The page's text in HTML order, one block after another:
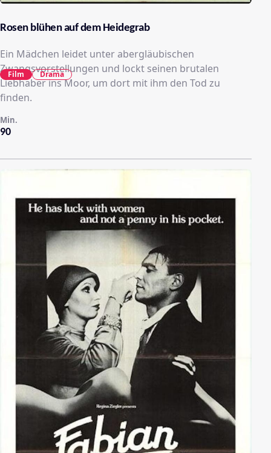
Rosen blühen auf dem Heidegrab
Ein Mädchen leidet unter abergläubischen
Zwangsvorstellungen und lockt seinen brutalen
Liebhaber ins Moor, um dort mit ihm den Tod zu
finden.
90
Min.
Film Drama